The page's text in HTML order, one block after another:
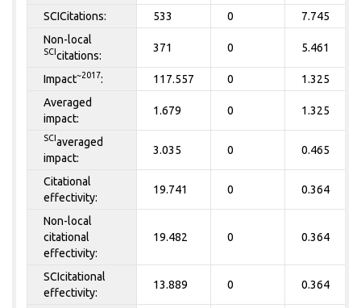
SCICitations: 533 0
7.745
Non-local
SCI citations:
371 0 5.461
Impact~2017: 117.557 0
1.325
Averaged
impact:
1.679 0 1.325
SCI averaged
impact:
3.035 0 0.465
Citational
effectivity:
19.741 0 0.364
Non-local
citational
effectivity:
19.482 0 0.364
SCIcitational
effectivity:
13.889 0 0.364